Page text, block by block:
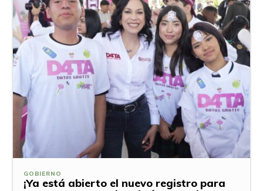
GOBIERNO
¡Ya está abierto el nuevo registro para